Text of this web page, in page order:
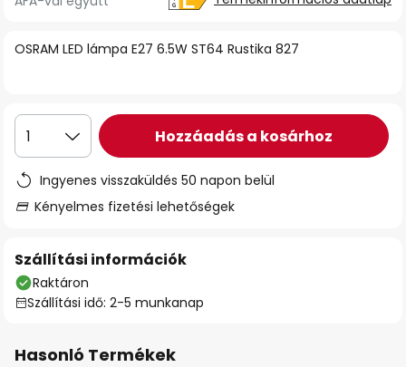
OSRAM LED lámpa E27 6.5W ST64 Rustika 827
1 Hozzáadás a kosárhoz
Ingyenes visszaküldés 50 napon belül
Kényelmes fizetési lehetőségek
Szállítási információk
Raktáron
Szállítási idő: 2-5 munkanap
Hasonló Termékek